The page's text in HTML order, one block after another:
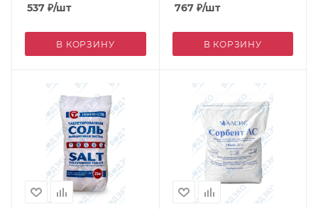
537 ₽/шт
В КОРЗИНУ
767₽/шт
В КОРЗИНУ